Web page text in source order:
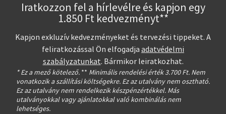
Iratkozzon fel a hírlevélre és kapjon egy
1.850 Ft kedvezményt**
Kapjon exkluzív kedvezményeket és tervezési tippeket. A
feliratkozással Ön elfogadja adatvédelmi
szabályzatunkat. Bármikor leiratkozhat.
* Ez a mező kötelező. ** Minimális rendelési érték 3.700 Ft. Nem
vonatkozik a szállítási költségekre. Ez az utalvány nem osztható.
Ez az utalvány nem rendelkezik készpénzértékkel. Más
utalványokkal vagy ajánlatokkal való kombinálás nem
lehetséges.